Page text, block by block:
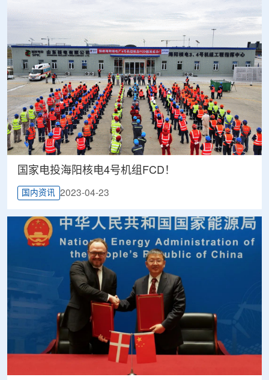
国家电投海阳核电4号机组FCD！
国内资讯 2023-04-23